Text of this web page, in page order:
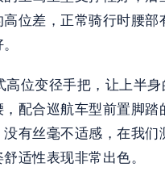
位差，正常骑行时腰部
高位变径手把，让上半
配合巡航车型前置脚踏
有丝毫不适感，在我们
适性表现非常出色。